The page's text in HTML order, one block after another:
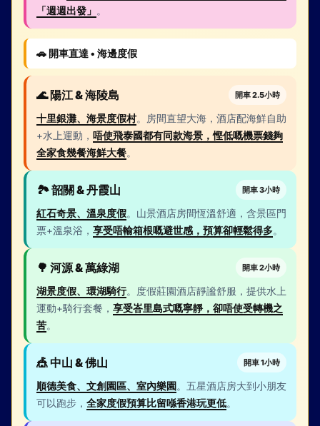
「週週出發」 。
🚗 開車直達 • 海邊度假
🌊 陽江 & 海陵島 開車 2.5小時
十里銀灘、海景度假村。房間直望大海，酒店配海鮮自助
+水上運動， 唔使飛泰國都有同款海景，慳低嘅機票錢夠
全家食幾餐海鮮大餐。
🏞️ 韶關 & 丹霞山 開車 3小時
紅石奇景、溫泉度假。山景酒店房間恆溫舒適，含景區門
票+溫泉浴， 享受唔輸箱根嘅避世感，預算卻輕鬆得多。
🌳 河源 & 萬綠湖 開車 2小時
湖景度假、環湖騎行。度假莊園酒店靜謐舒服，提供水上
運動+騎行套餐， 享受峇里島式嘅寧靜，卻唔使受轉機之
苦。
🎪 中山 & 佛山 開車 1小時
順德美食、文創園區、室內樂園 。五星酒店房大到小朋友
可以跑步， 全家度假預算比留喺香港玩更低。